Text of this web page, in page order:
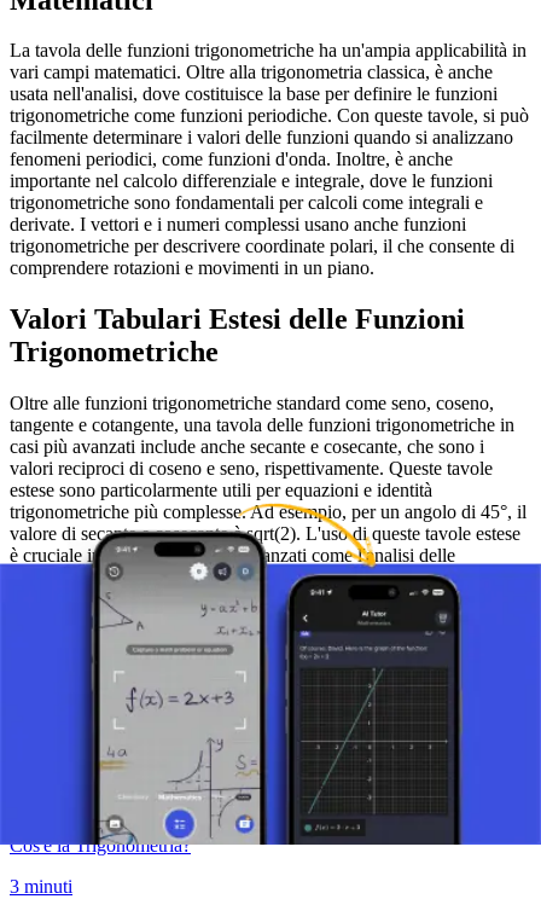
La tavola delle funzioni trigonometriche ha un'ampia applicabilità in
vari campi matematici. Oltre alla trigonometria classica, è anche
usata nell'analisi, dove costituisce la base per definire le funzioni
trigonometriche come funzioni periodiche. Con queste tavole, si può
facilmente determinare i valori delle funzioni quando si analizzano
fenomeni periodici, come funzioni d'onda. Inoltre, è anche
importante nel calcolo differenziale e integrale, dove le funzioni
trigonometriche sono fondamentali per calcoli come integrali e
derivate. I vettori e i numeri complessi usano anche funzioni
trigonometriche per descrivere coordinate polari, il che consente di
comprendere rotazioni e movimenti in un piano.
Valori Tabulari Estesi delle Funzioni
Trigonometriche
Oltre alle funzioni trigonometriche standard come seno, coseno,
tangente e cotangente, una tavola delle funzioni trigonometriche in
casi più avanzati include anche secante e cosecante, che sono i
valori reciproci di coseno e seno, rispettivamente. Queste tavole
estese sono particolarmente utili per equazioni e identità
trigonometriche più complesse. Ad esempio, per un angolo di 45°, il
valore di secante e cosecante è sqrt(2). L'uso di queste tavole estese
è cruciale in campi matematici avanzati come l'analisi delle
oscillazioni, equazioni d'onda e applicazioni in ingegneria elettrica e
Scatta una foto del tuo compito e usa il tutor AI.
Cos'è la Trigonometria?
3 minuti